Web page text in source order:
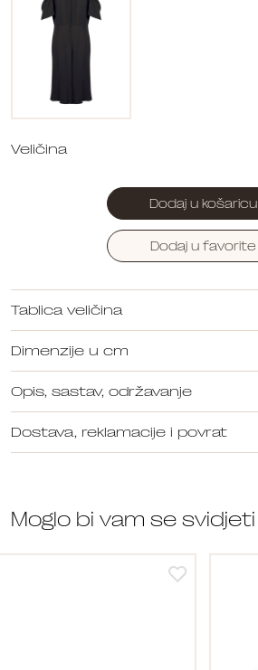
Dodaj u košaricu
Dodaj u favorite
Tablica veličina
Dimenzije u cm
Opis, sastav, održavanje
Dostava, reklamacije i povrat
Moglo bi vam se